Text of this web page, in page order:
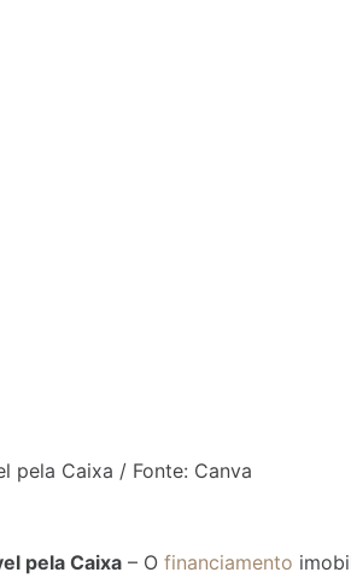
pela Caixa / Fonte: Canva
pela Caixa – O financiamento